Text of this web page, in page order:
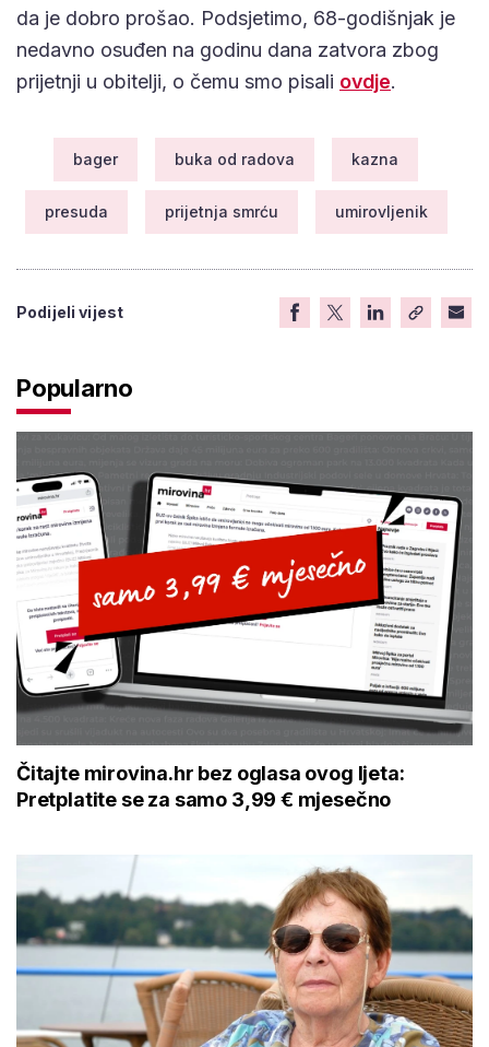
da je dobro prošao. Podsjetimo, 68-godišnjak je
nedavno osuđen na godinu dana zatvora zbog
prijetnji u obitelji, o čemu smo pisali ovdje.
bager buka od radova kazna
presuda prijetnja smrću umirovljenik
Podijeli vijest
Popularno
Čitajte mirovina.hr bez oglasa ovog ljeta:
Pretplatite se za samo 3,99 € mjesečno